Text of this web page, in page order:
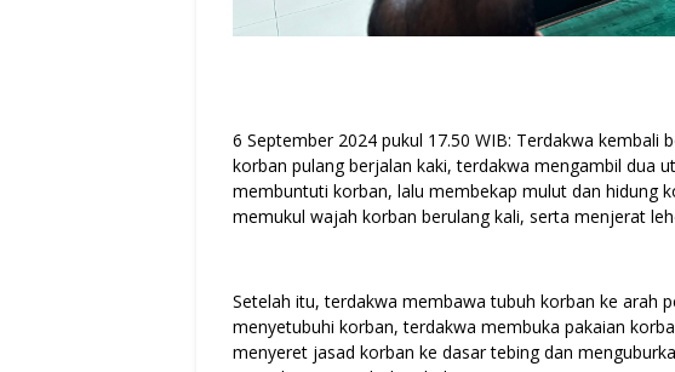
6 September 2024 pukul 17.50 WIB: Terdakwa kembali
korban pulang berjalan kaki, terdakwa mengambil dua
membuntuti korban, lalu membekap mulut dan hidung
memukul wajah korban berulang kali, serta menjerat
Setelah itu, terdakwa membawa tubuh korban ke arah
menyetubuhi korban, terdakwa membuka pakaian
menyeret jasad korban ke dasar tebing dan